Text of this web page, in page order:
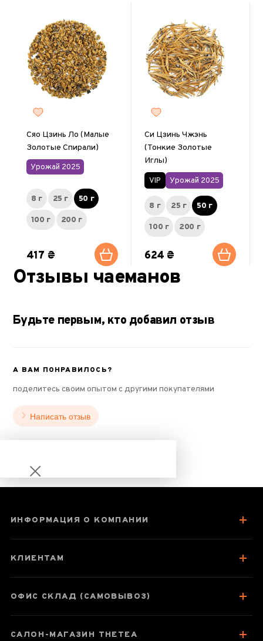
Сяо Цзинь Ло (Малые
Золотые Спирали)
Урожай 2025
8 г 25 г 50 г
100 г 200 г
417 ₴
Си Цзинь Чжэнь
(Тонкие Золотые
Иглы)
VIP
Урожай 2025
8 г 25 г 50 г
100 г 200 г
624 ₴
Отзывы чаеманов
Будьте первым, кто добавил отзыв
А ВАМ ПОНРАВИЛОСЬ?
поделитесь своим опытом с другими покупателями
Написать отзыв
Сяо Цзинь Ло
ИНФОРМАЦИЯ О КОМПАНИИ
КЛИЕНТАМ
ОФИС СКЛАД (САМОВЫВОЗ)
САЛОН-МАГАЗИН THETEA